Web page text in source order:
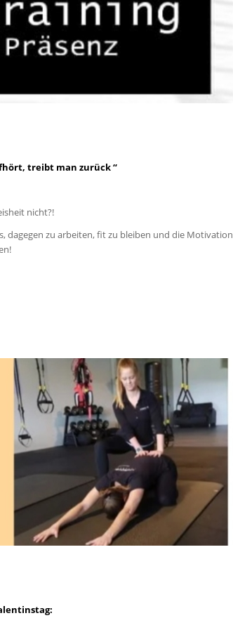
treibt man zurück “
nicht?!
dagegen zu arbeiten, fit zu bleiben und die Motivation